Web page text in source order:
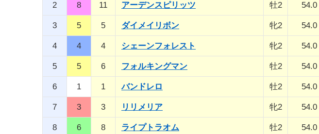
2 8 11 アーデンスピリッツ 牡2 54.0
3 5 5 ダイメイリボン 牝2 54.0
4 4 4 シェーンフォレスト 牝2 54.0
5 5 6 フォルキングマン 牡2 54.0
6 1 1 バンドレロ 牡2 54.0
7 3 3 リリメリア 牝2 54.0
8 6 8 ライプトラオム 牡2 54.0